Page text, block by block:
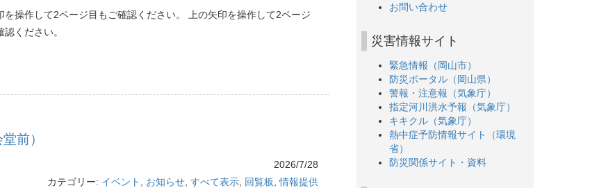
を操作して2ページ目もご確認ください。 上の矢印を操作して2ページ
認ください。
前）
2026/7/28
カテゴリー: イベント お知らせ, すべて表示, 回覧板 ,情報提供
お問い合わせ
災害情報サイト
緊急情報（岡山市）
防災ポータル（岡山県）
警報・注意報（気象庁）
指定河川洪水予報（気象庁）
キキクル（気象庁）
熱中症予防情報サイト（環境
省）
防災関係サイト・資料